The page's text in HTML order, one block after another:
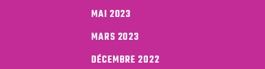
MAI 2023
MARS 2023
DÉCEMBRE 2022